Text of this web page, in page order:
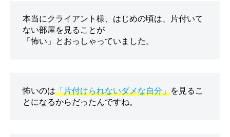
本当にクライアント様、はじめの頃は、片付いて
ない部屋を見ることが
怖いのは「片付けられないダメな自分」を見るこ